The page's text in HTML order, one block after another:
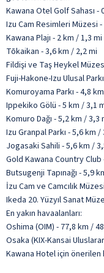
Kawana Otel Golf Sahası -
Izu Cam Resimleri Müzesi
Kawana Plajı - 2 km / 1,3 mi
Tōkaikan - 3,6 km / 2,2 mi
Fildişi ve Taş Heykel
Fuji-Hakone-Izu Ulusal
Komuroyama Parkı - 4,8
Ippekiko Gölü - 5 km / 3,1
Komuro Dağı - 5,2 km / 3,3
Izu Granpal Parkı - 5,6 km /
Jogasaki Sahili - 5,6 km /
Gold Kawana Country
Butsugenji Tapınağı - 5,9
İzu Cam ve Camcılık
Ikeda 20. Yüzyıl Sanat
En yakın havaalanları:
Oshima (OIM) - 77,8 km /
Osaka (KIX-Kansai
Kawana Hotel için önerilen